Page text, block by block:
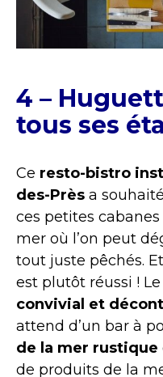
4 –
tous ses
Ce resto-bistro
des-Près a
ces petites
mer où l’on peut
tout juste pêchés.
est plutôt réussi !
convivial et
attend d’un bar à
de la mer rustique
de produits de la